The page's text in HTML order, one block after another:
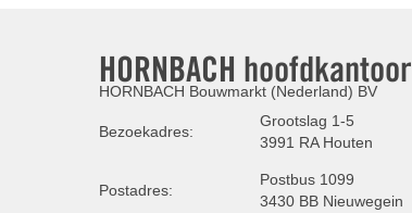
HORNBACH hoofdkantoor
HORNBACH Bouwmarkt (Nederland) BV
Bezoekadres:
Grootslag 1-5
3991 RA Houten
Postadres:
Postbus 1099
3430 BB Nieuwegein